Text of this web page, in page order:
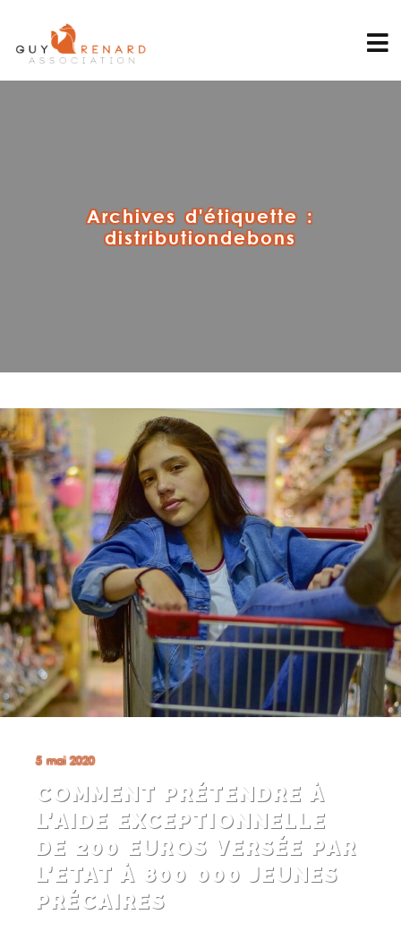
Archives d'étiquette :
distributiondebons
5 mai 2020
COMMENT PRÉTENDRE À
L’AIDE EXCEPTIONNELLE
DE 200 EUROS VERSÉE PAR
L’ETAT À 800 000 JEUNES
PRÉCAIRES